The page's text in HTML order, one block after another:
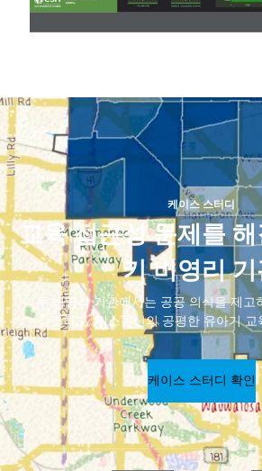
케이스 스터디
교육 접근성 문제를
키 비영리
두 비영리 기관에서는 공공 의식을 제
강조하고, 위스콘신의 공평한 유아기
케이스 스터디 확인